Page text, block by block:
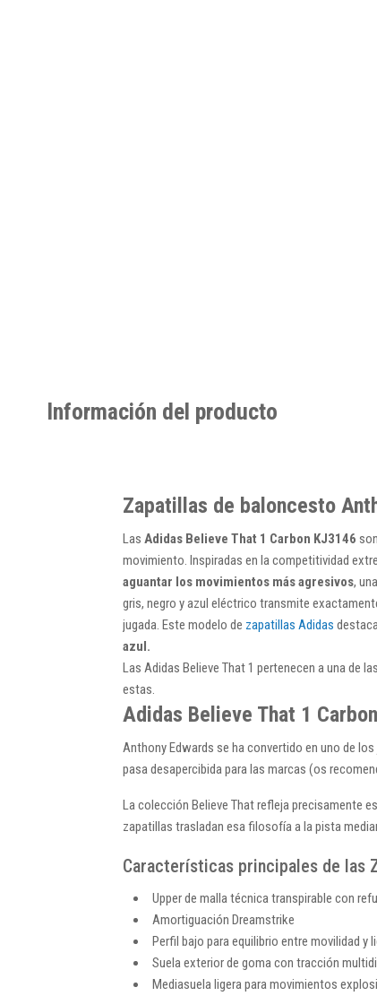
Información del producto
Zapatillas de baloncesto
Las Adidas Believe That 1 Carbon KJ3146
movimiento. Inspiradas en la competitividad
aguantar los movimientos más agresivos,
gris, negro y azul eléctrico transmite
jugada. Este modelo de zapatillas Adidas
azul.
Las Adidas Believe That 1 pertenecen a una de
estas.
Adidas Believe That 1
Anthony Edwards se ha convertido en uno de
pasa desapercibida para las marcas (os
La colección Believe That refleja precisamente
zapatillas trasladan esa filosofía a la pista
Características principales de las
Upper de malla técnica transpirable con
Amortiguación Dreamstrike
Perfil bajo para equilibrio entre movilidad y
Suela exterior de goma con tracción
Mediasuela ligera para movimientos